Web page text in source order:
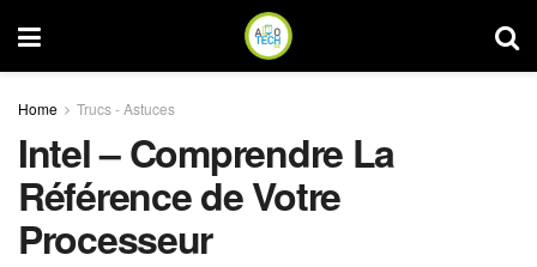
Home Trucs - Astuces
Intel – Comprendre La
Référence de Votre
Processeur